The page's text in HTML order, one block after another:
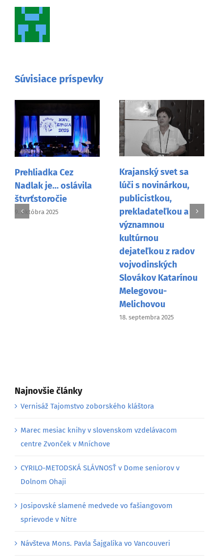
Súvisiace príspevky
Prehliadka Cez
Nadlak je… oslávila
štvrťstoročie
9. októbra 2025
Krajanský svet sa
lúči s novinárkou,
publicistkou,
prekladateľkou a
významnou
kultúrnou
dejateľkou z radov
vojvodinských
Slovákov Katarínou
Melegovou-
Melichovou
18. septembra 2025
Najnovšie články
Vernisáž Tajomstvo zoborského kláštora
Marec mesiac knihy v slovenskom vzdelávacom
centre Zvonček v Mníchove
CYRILO-METODSKÁ SLÁVNOSŤ v Dome seniorov v
Dolnom Ohaji
Josipovské slamené medvede vo fašiangovom
sprievode v Nitre
Návšteva Mons. Pavla Šajgalíka vo Vancouveri